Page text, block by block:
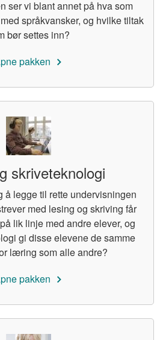
ser vi blant annet på hva som
språkvansker, og hvilke tiltak
bør settes inn?
pakken
skriveteknologi
å legge til rette undervisningen
med lesing og skriving får
lik linje med andre elever, og
gi disse elevene de samme
læring som alle andre?
pakken